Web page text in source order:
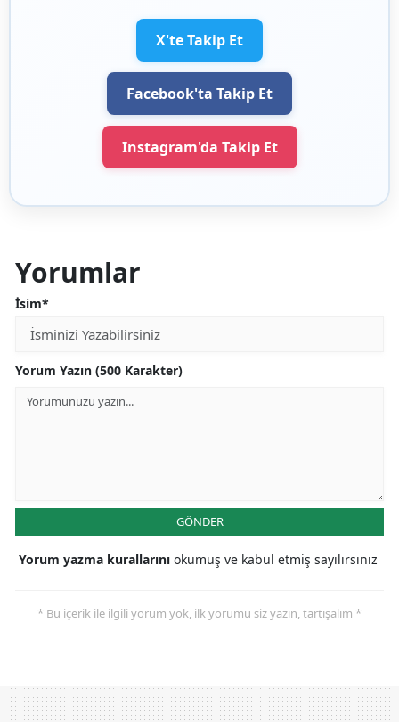
X'te Takip Et
Facebook'ta Takip Et
Instagram'da Takip Et
Yorumlar
İsim*
Yorum Yazın (500 Karakter)
GÖNDER
Yorum yazma kurallarını okumuş ve kabul etmiş sayılırsınız
* Bu içerik ile ilgili yorum yok, ilk yorumu siz yazın, tartışalım *